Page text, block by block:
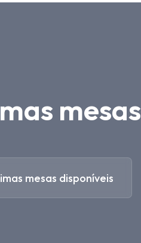
mesas
mesas disponíveis